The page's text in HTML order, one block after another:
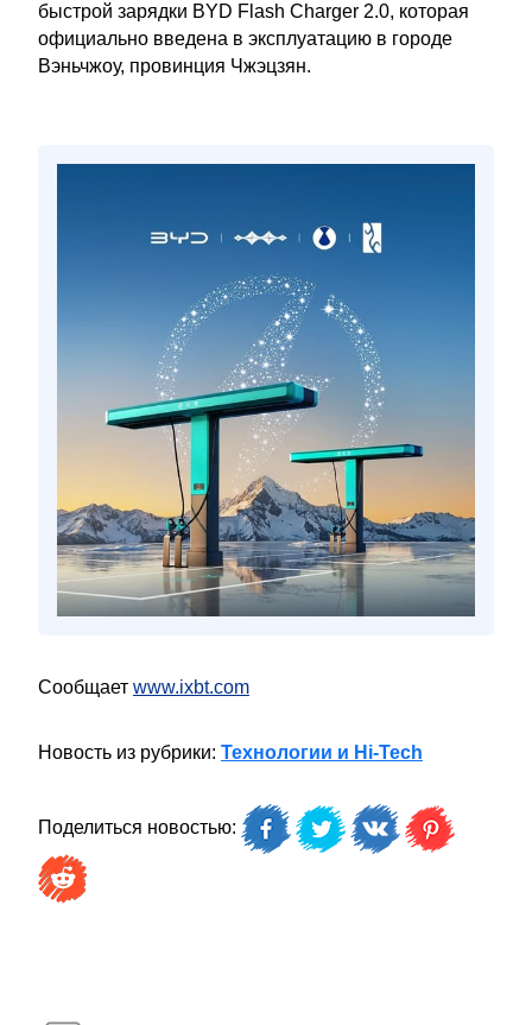
быстрой зарядки BYD Flash Charger 2.0, которая
официально введена в эксплуатацию в городе
Вэньчжоу, провинция Чжэцзян.
Сообщает www.ixbt.com
Новость из рубрики: Технологии и Hi-Tech
Поделиться новостью: